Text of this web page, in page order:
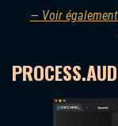
— Voir